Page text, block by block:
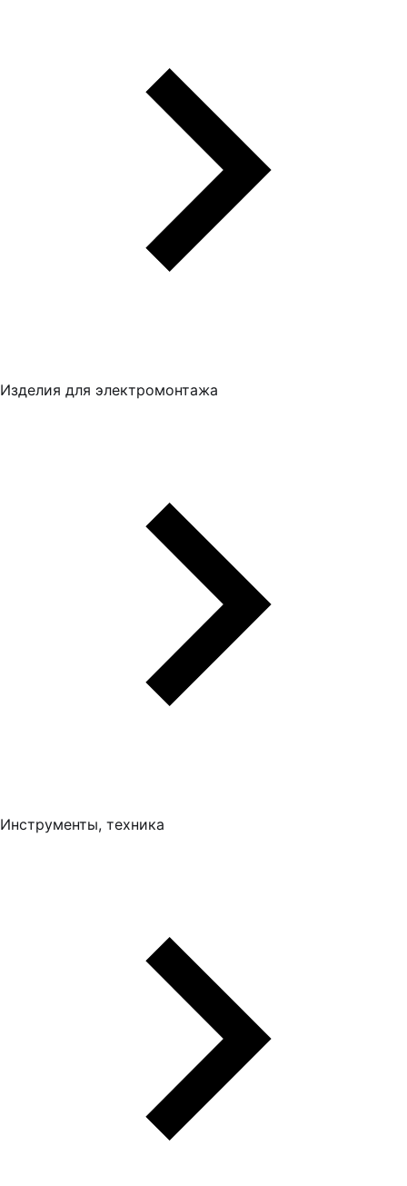
Изделия для электромонтажа
Инструменты, техника